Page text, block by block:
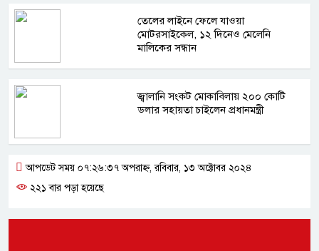
তেলের লাইনে ফেলে যাওয়া
মোটরসাইকেল, ১২ দিনেও মেলেনি
মালিকের সন্ধান
জ্বালানি সংকট মোকাবিলায় ২০০ কোটি
ডলার সহায়তা চাইলেন প্রধানমন্ত্রী
আপডেট সময় ০৭:২৬:৩৭ অপরাহ্ন, রবিবার, ১৩ অক্টোবর ২০২৪
২২১ বার পড়া হয়েছে